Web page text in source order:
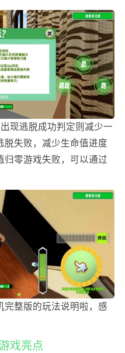
现逃脱成功判定则减少一
脱失败，减少生命值进度
归零游戏失败，可以通过
完整版的玩法说明啦，感
戏亮点